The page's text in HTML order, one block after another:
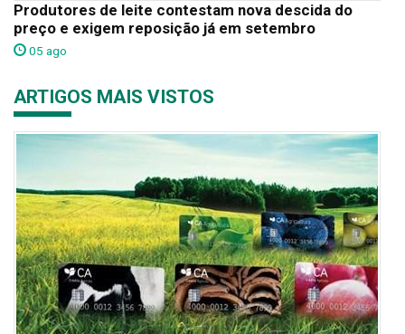
Produtores de leite contestam nova descida do
preço e exigem reposição já em setembro
05 ago
ARTIGOS MAIS VISTOS